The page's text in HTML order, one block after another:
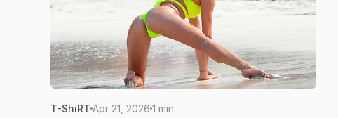
T-ShiRT Apr 21, 2026 1 min